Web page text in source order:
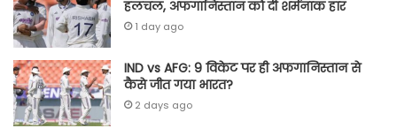
हलचल, अफगानिस्तान को दी शर्मनाक हार
1 day ago
IND vs AFG: 9 विकेट पर ही अफगानिस्तान से
कैसे जीत गया भारत?
2 days ago